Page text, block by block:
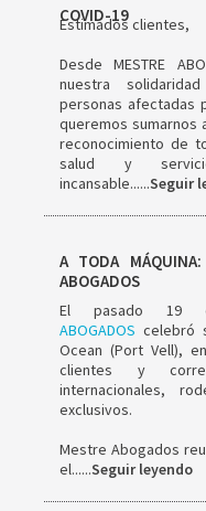
COVID-19
Estimados clientes,
Desde MESTRE
nuestra
personas afectadas
queremos sumarnos
reconocimiento de
salud y
incansable......Seguir
A TODA
ABOGADOS
El pasado 19
ABOGADOS celebró
Ocean (Port Vell),
clientes y
internacionales,
exclusivos.
Mestre Abogados
el......Seguir leyendo